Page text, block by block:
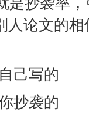
人论文的
己写的
抄袭的